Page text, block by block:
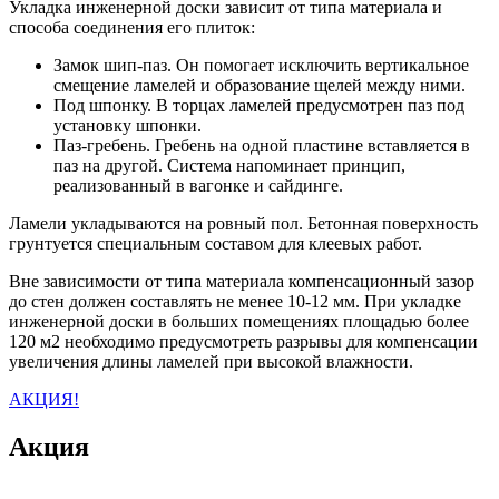
Укладка инженерной доски зависит от типа материала и
способа соединения его плиток:
Замок шип-паз. Он помогает исключить вертикальное
смещение ламелей и образование щелей между ними.
Под шпонку. В торцах ламелей предусмотрен паз под
установку шпонки.
Паз-гребень. Гребень на одной пластине вставляется в
паз на другой. Система напоминает принцип,
реализованный в вагонке и сайдинге.
Ламели укладываются на ровный пол. Бетонная поверхность
грунтуется специальным составом для клеевых работ.
Вне зависимости от типа материала компенсационный зазор
до стен должен составлять не менее 10-12 мм. При укладке
инженерной доски в больших помещениях площадью более
120 м2 необходимо предусмотреть разрывы для компенсации
увеличения длины ламелей при высокой влажности.
АКЦИЯ!
Акция